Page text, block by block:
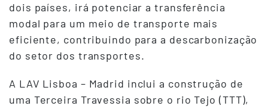
dois países, irá potenciar a transferência
modal para um meio de transporte mais
eficiente, contribuindo para a descarbonização
do setor dos transportes.
A LAV Lisboa – Madrid inclui a construção de
uma Terceira Travessia sobre o rio Tejo (TTT),